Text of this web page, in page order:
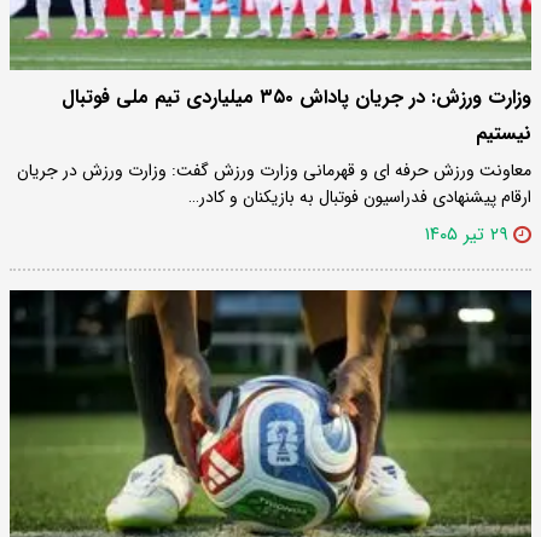
وزارت ورزش: در جریان پاداش ۳۵۰ میلیاردی تیم ملی فوتبال
نیستیم
معاونت ورزش حرفه ای و قهرمانی وزارت ورزش گفت: وزارت ورزش در جریان
ارقام پیشنهادی فدراسیون فوتبال به بازیکنان و کادر…
۲۹ تیر ۱۴۰۵